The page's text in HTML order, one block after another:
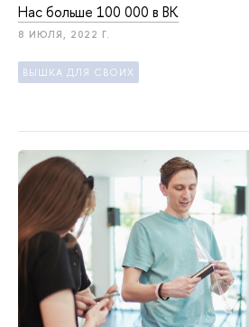
Нас больше 100 000 в ВК
8 ИЮЛЯ, 2022 Г.
ВЫШКА ДЛЯ СВОИХ